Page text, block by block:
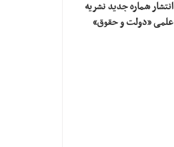
انتشار شماره جدید نشریه
علمی «دولت و حقوق»